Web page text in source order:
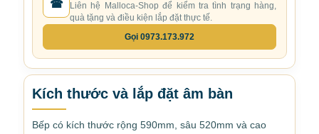
☎
Liên hệ Malloca-Shop để kiểm tra tình trạng hàng,
quà tặng và điều kiện lắp đặt thực tế.
Gọi 0973.173.972
Kích thước và lắp đặt âm bàn
Bếp có kích thước rộng 590mm, sâu 520mm và cao